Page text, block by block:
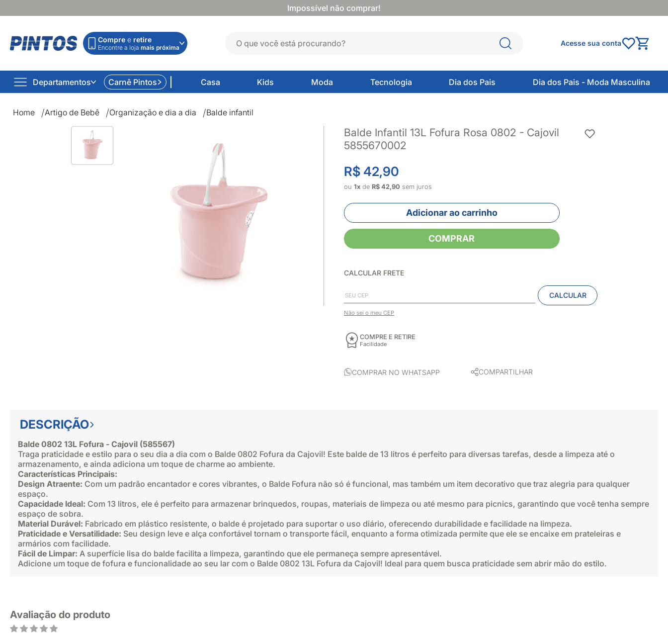
Impossível não comprar!
Compre e retire
Encontre a loja mais próxima
Acesse sua conta
Departamentos Carnê Pintos Casa Kids Moda Tecnologia Dia dos Pais Dia dos Pais - Moda Masculina
Home Artigo de Bebê Organização e dia a dia Balde infantil
Balde Infantil 13L Fofura Rosa 0802 - Cajovil
5855670002
R$ 42,90
ou 1x de R$ 42,90 sem juros
Adicionar ao carrinho
COMPRAR
CALCULAR FRETE
CALCULAR
Não sei o meu CEP
COMPRE E RETIRE
Facilidade
COMPRAR NO WHATSAPP COMPARTILHAR
DESCRIÇÃO
Balde 0802 13L Fofura - Cajovil (585567)
Traga praticidade e estilo para o seu dia a dia com o Balde 0802 Fofura da Cajovil! Este balde de 13 litros é perfeito para diversas tarefas, desde a limpeza até o
armazenamento, e ainda adiciona um toque de charme ao ambiente.
Características Principais:
Design Atraente: Com um padrão encantador e cores vibrantes, o Balde Fofura não só é funcional, mas também um item decorativo que traz alegria para qualquer
espaço.
Capacidade Ideal: Com 13 litros, ele é perfeito para armazenar brinquedos, roupas, materiais de limpeza ou até mesmo para picnics, garantindo que você tenha sempre
espaço de sobra.
Material Durável: Fabricado em plástico resistente, o balde é projetado para suportar o uso diário, oferecendo durabilidade e facilidade na limpeza.
Praticidade e Versatilidade: Seu design leve e alça confortável tornam o transporte fácil, enquanto a forma otimizada permite que ele se encaixe em prateleiras e
armários com facilidade.
Fácil de Limpar: A superfície lisa do balde facilita a limpeza, garantindo que ele permaneça sempre apresentável.
Adicione um toque de fofura e funcionalidade ao seu lar com o Balde 0802 13L Fofura da Cajovil! Ideal para quem busca praticidade sem abrir mão do estilo.
Avaliação do produto